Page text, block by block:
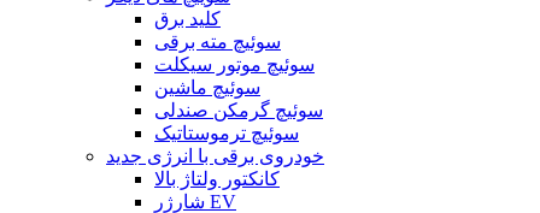
کلید برق
سوئیچ مته برقی
سوئیچ موتور سیکلت
سوئیچ ماشین
سوئیچ گرمکن صندلی
سوئیچ ترموستاتیک
خودروی برقی با انرژی جدید
کانکتور ولتاژ بالا
شارژر EV